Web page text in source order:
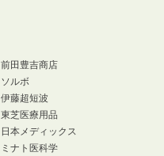
前田豊吉商店
ソルボ
伊藤超短波
東芝医療用品
日本メディックス
ミナト医科学